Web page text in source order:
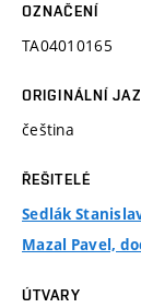
OZNAČENÍ
TA04010165
ORIGINÁLNÍ
čeština
ŘEŠITELÉ
Sedlák
Mazal Pavel,
ÚTVARY